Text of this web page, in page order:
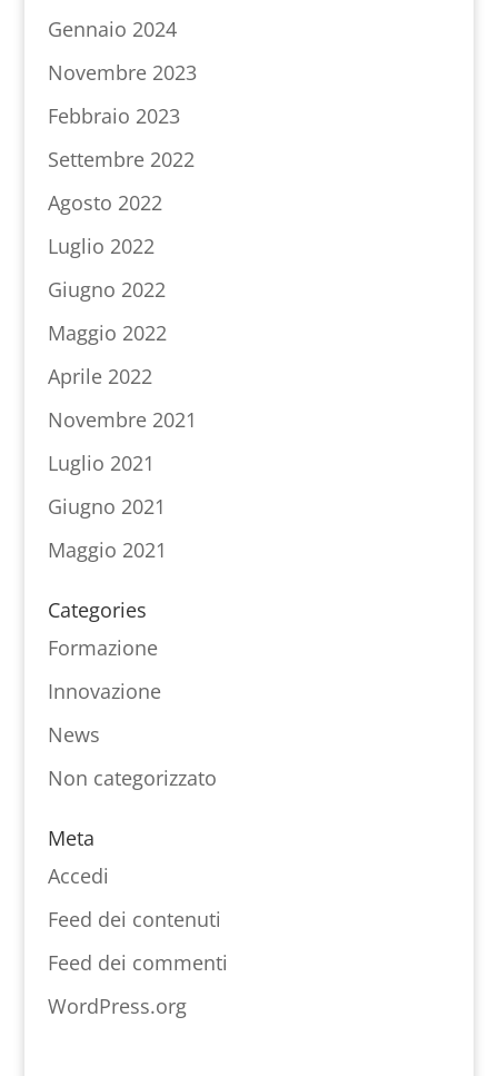
Gennaio 2024
Novembre 2023
Febbraio 2023
Settembre 2022
Agosto 2022
Luglio 2022
Giugno 2022
Maggio 2022
Aprile 2022
Novembre 2021
Luglio 2021
Giugno 2021
Maggio 2021
Categories
Formazione
Innovazione
News
Non categorizzato
Meta
Accedi
Feed dei contenuti
Feed dei commenti
WordPress.org